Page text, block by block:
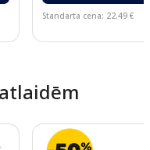
Standarta cena: 22.49 €